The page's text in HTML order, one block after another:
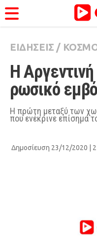
ΚΑΤΗΓΟΡΊΕΣ
Ειδήσεις
Θέματα
Videos
Podcasts
Viral
ΕΙΔΗΣΕΙΣ /
Η
ρωσικό
Η πρώτη μεταξύ των
που ενέκρινε επίσημα
Δημοσίευση 23/12/2020 |